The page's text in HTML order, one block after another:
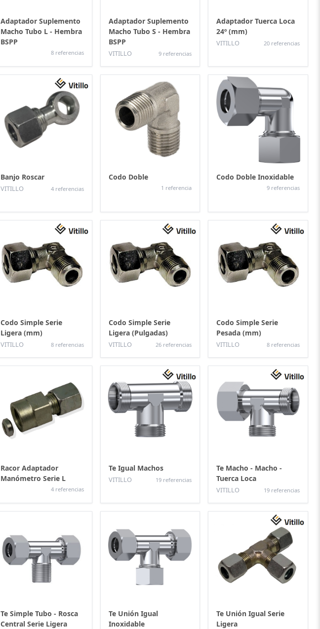
Adaptador Suplemento
Macho Tubo L - Hembra
BSPP
8 referencias
Adaptador Suplemento
Macho Tubo S - Hembra
BSPP
VITILLO 9 referencias
Adaptador Tuerca Loca
24º (mm)
VITILLO 20 referencias
Banjo Roscar
VITILLO 4 referencias
Codo Doble
1 referencia
Codo Doble Inoxidable
9 referencias
Codo Simple Serie
Ligera (mm)
VITILLO 8 referencias
Codo Simple Serie
Ligera (Pulgadas)
VITILLO 26 referencias
Codo Simple Serie
Pesada (mm)
VITILLO 8 referencias
Racor Adaptador
Manómetro Serie L
4 referencias
Te Igual Machos
VITILLO 19 referencias
Te Macho - Macho -
Tuerca Loca
VITILLO 19 referencias
Te Simple Tubo - Rosca
Central Serie Ligera
Te Unión Igual
Inoxidable
Te Unión Igual Serie
Ligera